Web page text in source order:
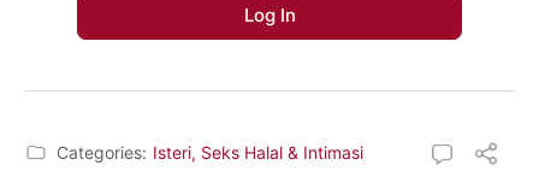
Categories: Isteri, Seks Halal & Intimasi